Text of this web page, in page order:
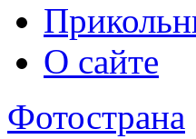
О сайте
Фотострана